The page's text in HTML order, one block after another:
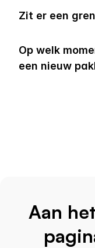
Zit er een
Op welk
een nieuw
Aan